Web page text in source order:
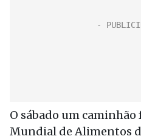
O sábado um
Mundial de Alimentos